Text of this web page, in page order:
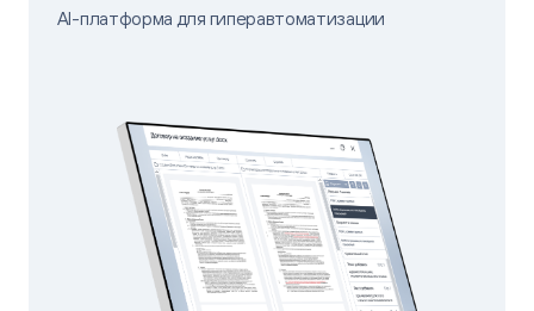
AI-платформа для гиперавтоматизации